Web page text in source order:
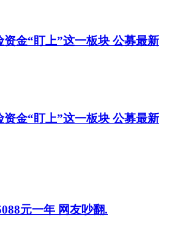
金“盯上”这一板块 公募最新
金“盯上”这一板块 公募最新
元一年 网友吵翻.